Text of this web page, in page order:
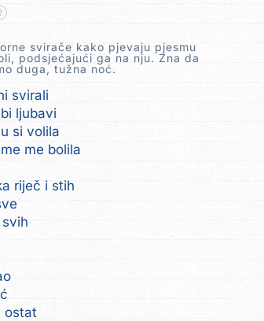
svirače kako pjevaju pjesmu
podsjećajući ga na nju. Zna da
duga, tužna noć.
svirali
ljubavi
si volila
me bolila
riječ i stih
ostat